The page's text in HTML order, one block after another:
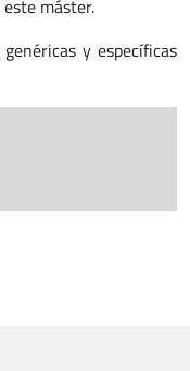
máster.
y específicas